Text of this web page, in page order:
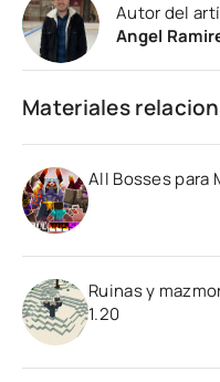
Autor del
Angel
Materiales
All Bosses para
Ruinas y
1.20